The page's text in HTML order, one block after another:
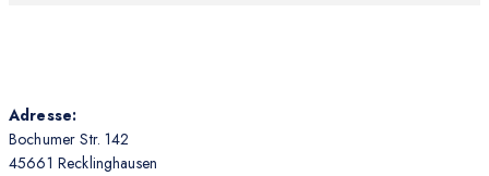
Adresse:
Bochumer Str. 142
45661 Recklinghausen